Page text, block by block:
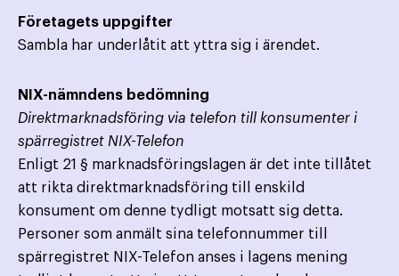
Företagets uppgifter
Sambla har underlåtit att yttra sig i ärendet.
NIX-nämndens bedömning
Direktmarknadsföring via telefon till konsumenter i
spärregistret NIX-Telefon
Enligt 21 § marknadsföringslagen är det inte tillåtet
att rikta direktmarknadsföring till enskild
konsument om denne tydligt motsatt sig detta.
Personer som anmält sina telefonnummer till
spärregistret NIX-Telefon anses i lagens mening